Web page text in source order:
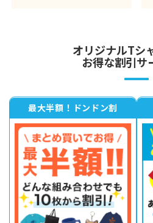
オリジナルTシ
お得な割引サ
最大半額！ドンドン割